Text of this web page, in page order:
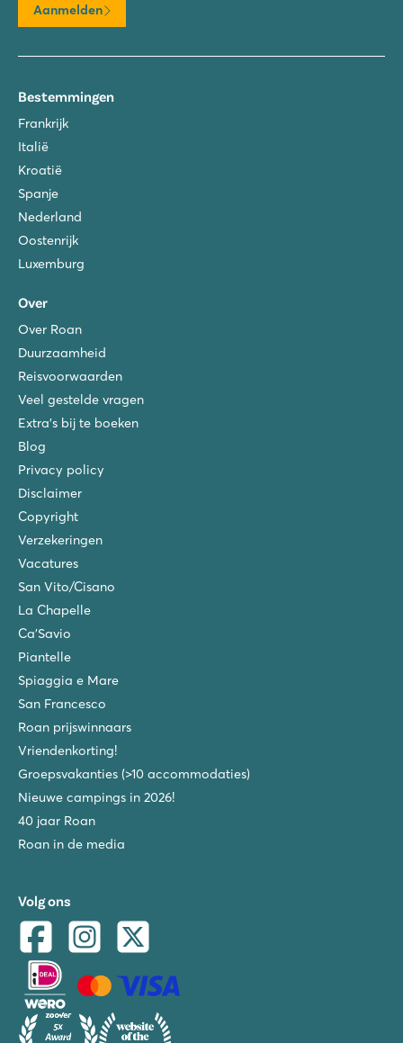
Aanmelden
Bestemmingen
Frankrijk
Italië
Kroatië
Spanje
Nederland
Oostenrijk
Luxemburg
Over
Over Roan
Duurzaamheid
Reisvoorwaarden
Veel gestelde vragen
Extra's bij te boeken
Blog
Privacy policy
Disclaimer
Copyright
Verzekeringen
Vacatures
San Vito/Cisano
La Chapelle
Ca'Savio
Piantelle
Spiaggia e Mare
San Francesco
Roan prijswinnaars
Vriendenkorting!
Groepsvakanties (>10 accommodaties)
Nieuwe campings in 2026!
40 jaar Roan
Roan in de media
Volg ons